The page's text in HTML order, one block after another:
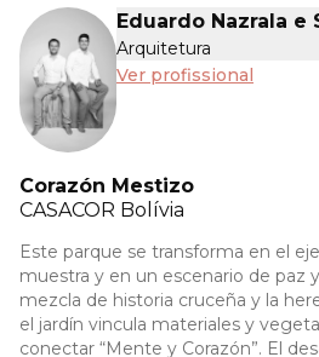
Eduardo Nazrala e
Arquitetura
Ver profissional
Corazón Mestizo
CASACOR Bolívia
Este parque se transforma en el
muestra y en un escenario de paz
mezcla de historia cruceña y la
el jardín vincula materiales y
conectar “Mente y Corazón”. El